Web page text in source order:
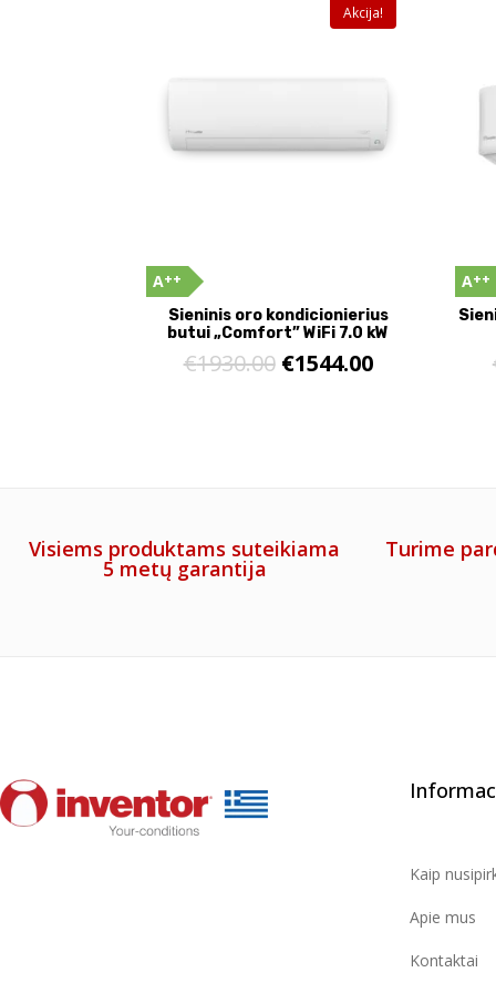
Akcija!
A++
Sieninis oro kondicionierius
butui „Comfort” WiFi 7.0 kW
€1930.00 €1544.00
A++
Visiems produktams suteikiama
5 metų garantija
Turime
Kaip
Apie mus
Kontaktai